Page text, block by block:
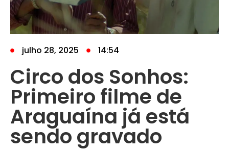
julho 28, 2025 14:54
Circo dos Sonhos:
Primeiro filme de
Araguaína já está
sendo gravado